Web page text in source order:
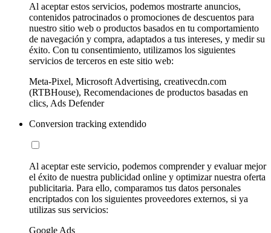
Al aceptar estos servicios, podemos mostrarte anuncios,
contenidos patrocinados o promociones de descuentos para
nuestro sitio web o productos basados en tu comportamiento
de navegación y compra, adaptados a tus intereses, y medir su
éxito. Con tu consentimiento, utilizamos los siguientes
servicios de terceros en este sitio web:
Meta-Pixel, Microsoft Advertising, creativecdn.com
(RTBHouse), Recomendaciones de productos basadas en
clics, Ads Defender
Conversion tracking extendido
Al aceptar este servicio, podemos comprender y evaluar mejor
el éxito de nuestra publicidad online y optimizar nuestra oferta
publicitaria. Para ello, comparamos tus datos personales
encriptados con los siguientes proveedores externos, si ya
utilizas sus servicios:
Google Ads